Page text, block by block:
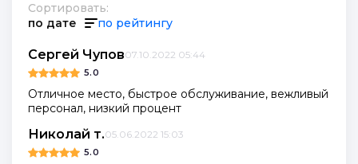
Сортировать:
по дате
по рейтингу
Сергей Чупов07.10.2022 05:44
5.0
Отличное место, быстрое обслуживание, вежливый
персонал, низкий процент
Николай т.05.06.2022 15:03
5.0